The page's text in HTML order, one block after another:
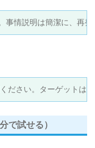
事情説明は簡潔に、再
ださい。ターゲットは
で試せる）